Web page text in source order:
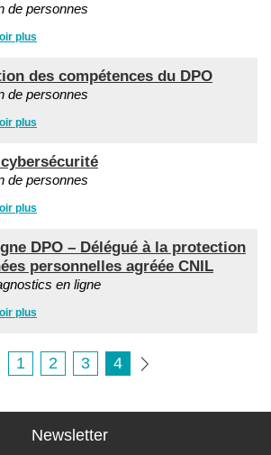
de personnes
plus
des compétences du DPO
de personnes
plus
de personnes
plus
DPO – Délégué à la protection
personnelles agréée CNIL
en ligne
plus
1 2 3 4
Newsletter